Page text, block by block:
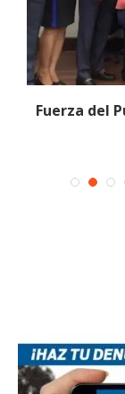
Fuerza del